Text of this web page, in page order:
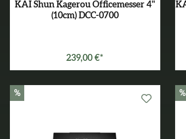
KAI Shun Kagerou Officemesser 4"
(10cm) DCC-0700
239,00 €*
% %